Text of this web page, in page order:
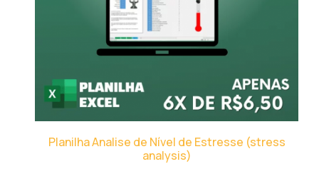
Planilha Analise de Nível de Estresse (stress
analysis)